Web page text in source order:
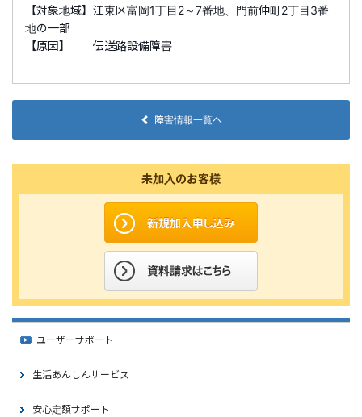
【対象地域】江東区富岡1丁目2～7番地、門前仲町2丁目3番
地の一部
【原因】 伝送路設備障害
障害情報一覧へ
未加入のお客様
ユーザーサポート
生活あんしんサービス
安心定額サポート